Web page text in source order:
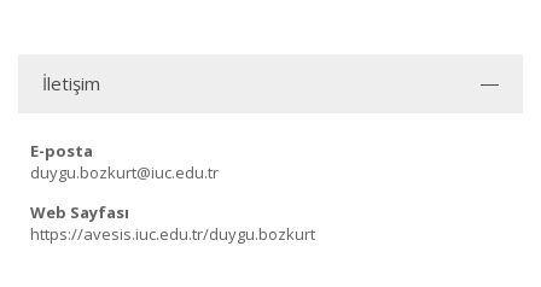
İletişim
E-posta
duygu.bozkurt@iuc.edu.tr
Web Sayfası
https://avesis.iuc.edu.tr/duygu.bozkurt